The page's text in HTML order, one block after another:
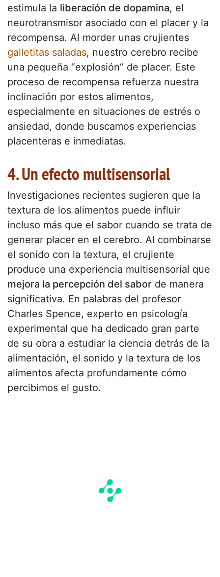
estimula la liberación de dopamina, el
neurotransmisor asociado con el placer y la
recompensa. Al morder unas crujientes
galletitas saladas, nuestro cerebro recibe
una pequeña “explosión” de placer. Este
proceso de recompensa refuerza nuestra
inclinación por estos alimentos,
especialmente en situaciones de estrés o
ansiedad, donde buscamos experiencias
placenteras e inmediatas.
4. Un efecto multisensorial
Investigaciones recientes sugieren que la
textura de los alimentos puede influir
incluso más que el sabor cuando se trata de
generar placer en el cerebro. Al combinarse
el sonido con la textura, el crujiente
produce una experiencia multisensorial que
mejora la percepción del sabor de manera
significativa. En palabras del profesor
Charles Spence, experto en psicología
experimental que ha dedicado gran parte
de su obra a estudiar la ciencia detrás de la
alimentación, el sonido y la textura de los
alimentos afecta profundamente cómo
percibimos el gusto.